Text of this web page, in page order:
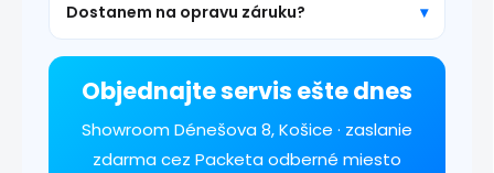
Dostanem na opravu záruku?
Objednajte servis ešte dnes
Showroom Dénešova 8, Košice · zaslanie
zdarma cez Packeta odberné miesto